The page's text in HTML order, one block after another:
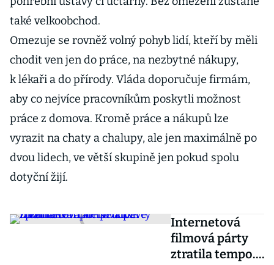
také velkoobchod.
Omezuje se rovněž volný pohyb lidí, kteří by měli
chodit ven jen do práce, na nezbytné nákupy,
k lékaři a do přírody. Vláda doporučuje firmám,
aby co nejvíce pracovníkům poskytli možnost
práce z domova. Kromě práce a nákupů lze
vyrazit na chaty a chalupy, ale jen maximálně po
dvou lidech, ve větší skupině jen pokud spolu
dotyční žijí.
Internetová
filmová párty
ztratila tempo.